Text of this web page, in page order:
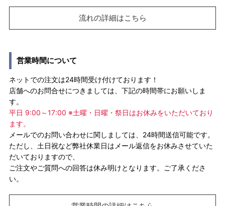
流れの詳細はこちら
営業時間について
ネットでの注文は24時間受け付けております！
店舗へのお問合せにつきましては、下記の時間帯にお願いしま
す。
平日 9:00～17:00 ※土曜・日曜・祭日はお休みをいただいており
ます。
メールでのお問い合わせに関しましては、24時間送信可能です。
ただし、土日祝など弊社休業日はメール返信をお休みさせていた
だいておりますので、
ご注文やご質問への回答は休み明けとなります。ご了承くださ
い。